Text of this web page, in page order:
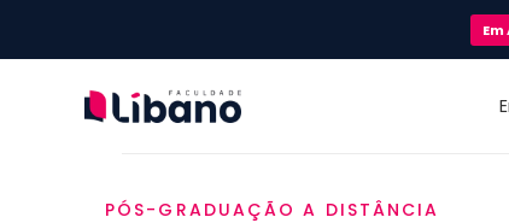
Em
PÓS-GRADUAÇÃO A DISTÂNCIA